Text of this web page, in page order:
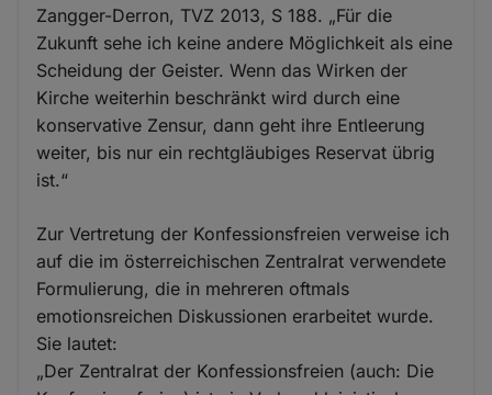
Zangger-Derron, TVZ 2013, S 188. „Für die
Zukunft sehe ich keine andere Möglichkeit als eine
Scheidung der Geister. Wenn das Wirken der
Kirche weiterhin beschränkt wird durch eine
konservative Zensur, dann geht ihre Entleerung
weiter, bis nur ein rechtgläubiges Reservat übrig
ist.“
Zur Vertretung der Konfessionsfreien verweise ich
auf die im österreichischen Zentralrat verwendete
Formulierung, die in mehreren oftmals
emotionsreichen Diskussionen erarbeitet wurde.
Sie lautet:
„Der Zentralrat der Konfessionsfreien (auch: Die